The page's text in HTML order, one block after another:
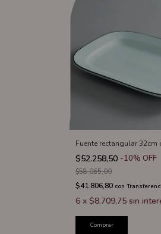
Fuente rectangular 32cm
$52.258,50 -10% OFF
$58.065,00
$41.806,80 con
6 x $8.709,75 sin
Comprar